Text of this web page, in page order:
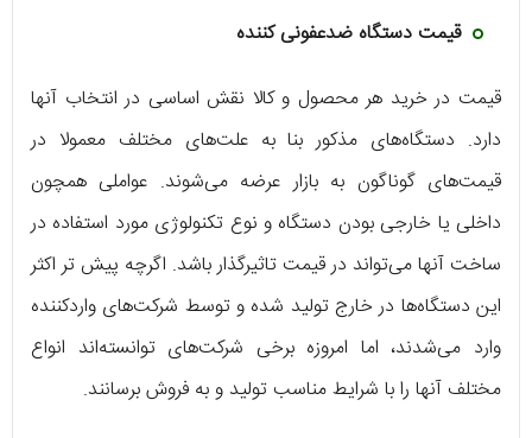
قیمت دستگاه ضدعفونی کننده
قیمت در خرید هر محصول و کالا نقش اساسی در انتخاب آنها
دارد. دستگاه‌های مذکور بنا به علت‌های مختلف معمولا در
قیمت‌های گوناگون به بازار عرضه می‌شوند. عواملی همچون
داخلی یا خارجی بودن دستگاه و نوع تکنولوژی مورد استفاده در
ساخت آنها می‌تواند در قیمت تاثیرگذار باشد. اگرچه پیش تر اکثر
این دستگاه‌ها در خارج تولید شده و توسط شرکت‌های واردکننده
وارد می‌شدند، اما امروزه برخی شرکت‌های توانسته‌اند انواع
مختلف آنها را با شرایط مناسب تولید و به فروش برسانند.